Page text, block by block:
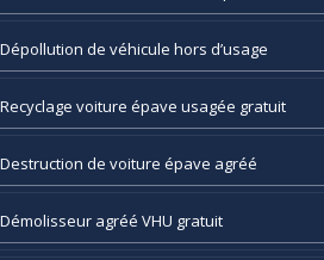
Dépollution de véhicule hors d’usage
Recyclage voiture épave usagée gratuit
Destruction de voiture épave agréé
Démolisseur agréé VHU gratuit